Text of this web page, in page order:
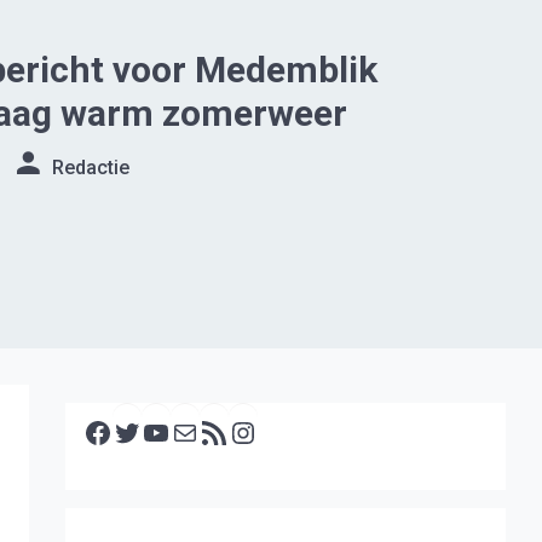
voor Medemblik
warm zomerweer
Redactie
Facebook Twitter YouTube E-mail RSS feed